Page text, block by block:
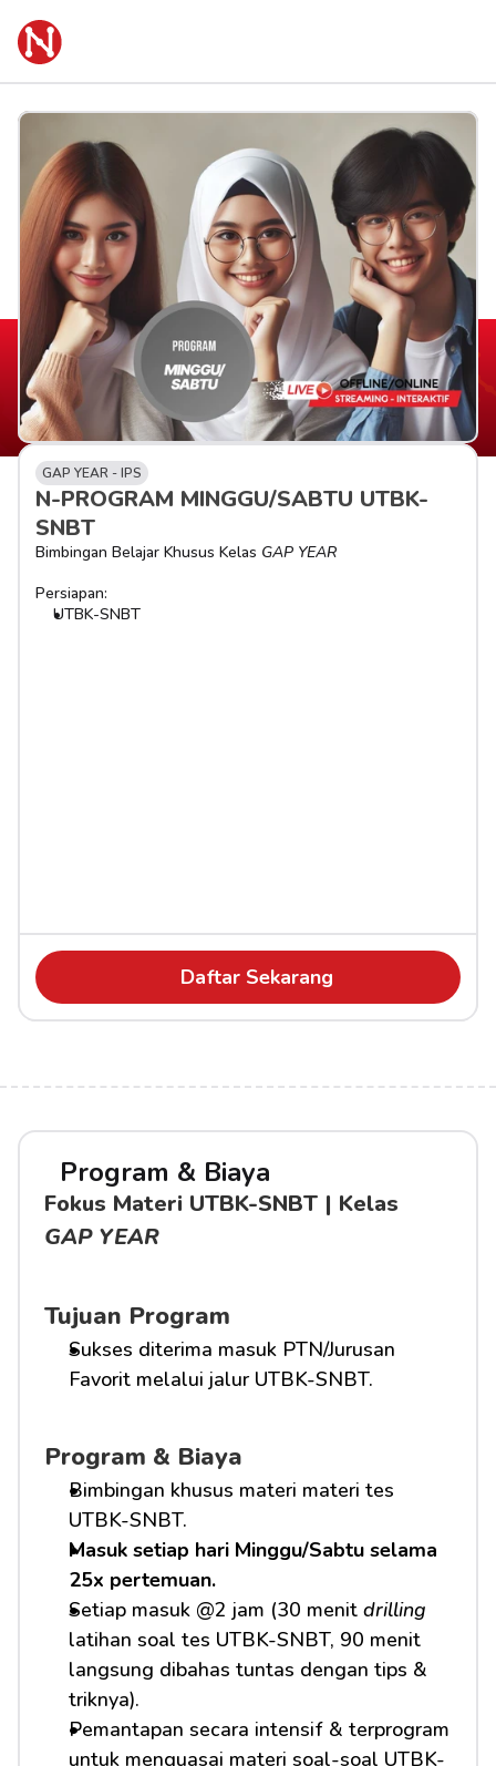
GAP YEAR - IPS
N-PROGRAM MINGGU/SABTU UTBK-
SNBT
Bimbingan Belajar Khusus Kelas GAP YEAR
Persiapan:
UTBK-SNBT
Daftar Sekarang
Program & Biaya
GAP YEAR
Tujuan Program
Sukses diterima masuk PTN/Jurusan
Favorit melalui jalur UTBK-SNBT.
Program & Biaya
Bimbingan khusus materi materi tes
UTBK-SNBT.
Masuk setiap hari Minggu/Sabtu selama
25x pertemuan.
Setiap masuk @2 jam (30 menit drilling
latihan soal tes UTBK-SNBT, 90 menit
langsung dibahas tuntas dengan tips &
triknya).
Pemantapan secara intensif & terprogram
untuk menguasai materi soal-soal UTBK-